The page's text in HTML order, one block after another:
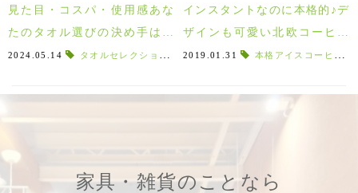
見た目・コスパ・使用感あな
たのタオル選びの決め手はど
れ？ギフトにもおすすめ！ラ
2024.05.14 タオルセレクション ラボットが厳選するタオル,使用感
インスタントなのに本格的♪デ
ザインも可愛い北欧コーヒー
Kippis(キッピス)！
2019.01.31 本格アイスコーヒー
家具・雑貨のことなら